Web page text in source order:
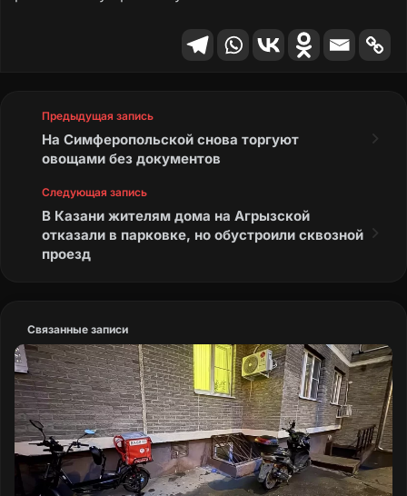
Предыдущая запись
На Симферопольской снова торгуют
овощами без документов
Следующая запись
В Казани жителям дома на Агрызской
отказали в парковке, но обустроили сквозной
проезд
Связанные записи